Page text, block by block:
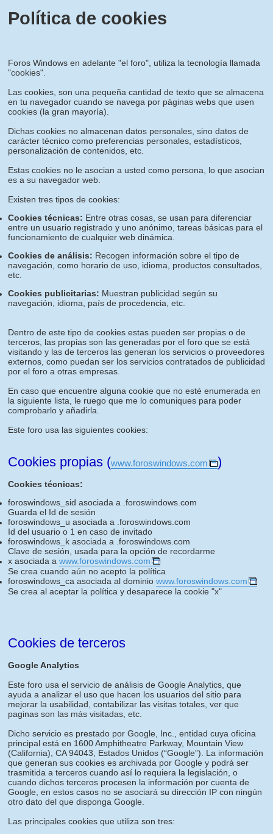
Política de cookies
Foros Windows en adelante "el foro", utiliza la tecnología llamada
"cookies".
Las cookies, son una pequeña cantidad de texto que se almacena
en tu navegador cuando se navega por páginas webs que usen
cookies (la gran mayoría).
Dichas cookies no almacenan datos personales, sino datos de
carácter técnico como preferencias personales, estadísticos,
personalización de contenidos, etc.
Estas cookies no le asocian a usted como persona, lo que asocian
es a su navegador web.
Existen tres tipos de cookies:
Cookies técnicas: Entre otras cosas, se usan para diferenciar
entre un usuario registrado y uno anónimo, tareas básicas para el
funcionamiento de cualquier web dinámica.
Cookies de análisis: Recogen información sobre el tipo de
navegación, como horario de uso, idioma, productos consultados,
etc.
Cookies publicitarias: Muestran publicidad según su
navegación, idioma, país de procedencia, etc.
Dentro de este tipo de cookies estas pueden ser propias o de
terceros, las propias son las generadas por el foro que se está
visitando y las de terceros las generan los servicios o proveedores
externos, como puedan ser los servicios contratados de publicidad
por el foro a otras empresas.
En caso que encuentre alguna cookie que no esté enumerada en
la siguiente lista, le ruego que me lo comuniques para poder
comprobarlo y añadirla.
Este foro usa las siguientes cookies:
Cookies propias (www.foroswindows.com )
Cookies técnicas:
foroswindows_sid asociada a .foroswindows.com
Guarda el Id de sesión
foroswindows_u asociada a .foroswindows.com
Id del usuario o 1 en caso de invitado
foroswindows_k asociada a .foroswindows.com
Clave de sesión, usada para la opción de recordarme
x asociada a www.foroswindows.com
Se crea cuando aún no acepto la política
foroswindows_ca asociada al dominio www.foroswindows.com
Se crea al aceptar la política y desaparece la cookie "x"
Cookies de terceros
Google Analytics
Este foro usa el servicio de análisis de Google Analytics, que
ayuda a analizar el uso que hacen los usuarios del sitio para
mejorar la usabilidad, contabilizar las visitas totales, ver que
paginas son las más visitadas, etc.
Dicho servicio es prestado por Google, Inc., entidad cuya oficina
principal está en 1600 Amphitheatre Parkway, Mountain View
(California), CA 94043, Estados Unidos (“Google”). La información
que generan sus cookies es archivada por Google y podrá ser
trasmitida a terceros cuando así lo requiera la legislación, o
cuando dichos terceros procesen la información por cuenta de
Google, en estos casos no se asociará su dirección IP con ningún
otro dato del que disponga Google.
Las principales cookies que utiliza son tres: